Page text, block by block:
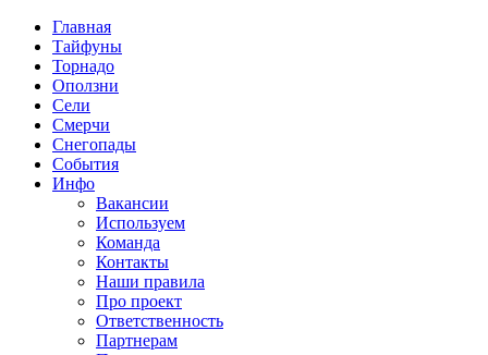
Главная
Тайфуны
Торнадо
Оползни
Сели
Смерчи
Снегопады
События
Инфо
Вакансии
Используем
Команда
Контакты
Наши правила
Про проект
Ответственность
Партнерам